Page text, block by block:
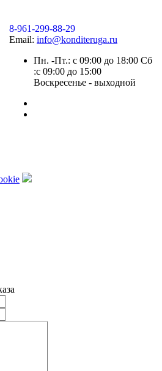
8-961-299-88-29
Email: info@konditeruga.ru
Пн. -Пт.: с 09:00 до 18:00 Сб
:с 09:00 до 15:00
Воскресенье - выходной